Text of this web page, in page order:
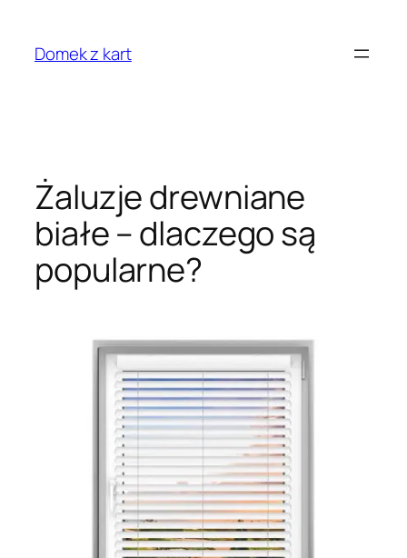
treściDomek z kart
Żaluzje drewniane
białe – dlaczego są
popularne?